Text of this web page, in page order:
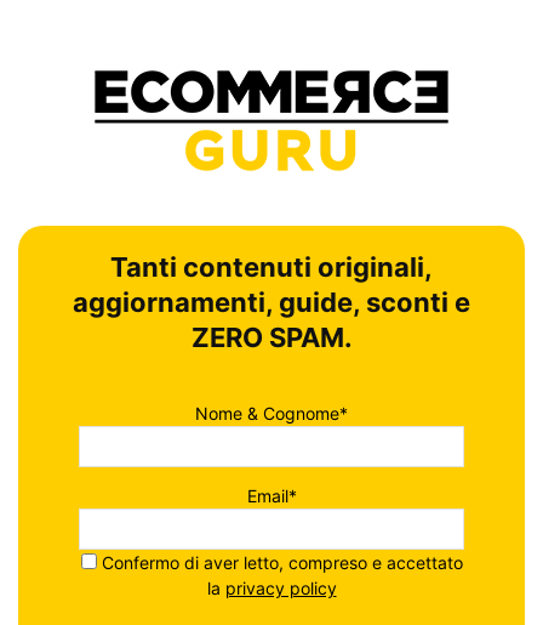
Tanti contenuti originali,
aggiornamenti, guide, sconti e
ZERO SPAM.
Nome & Cognome*
Email*
Confermo di aver letto, compreso e accettato
la privacy policy